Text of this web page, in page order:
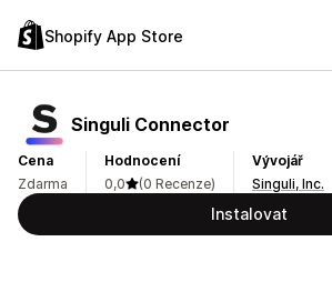
Shopify App Store
Singuli Connector
Cena
Zdarma
Hodnocení
0,0
(0 Recenze)
Vývojář
Singuli, Inc.
Instalovat